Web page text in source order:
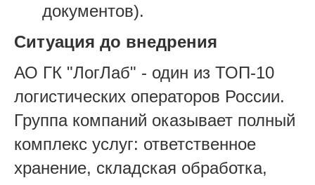
документов).
Ситуация до внедрения
АО ГК "ЛогЛаб" - один из ТОП-10
логистических операторов России.
Группа компаний оказывает полный
комплекс услуг: ответственное
хранение, складская обработка,